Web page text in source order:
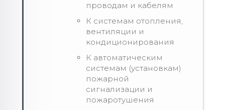
проводам и кабелям
К системам отопления,
вентиляции и
кондиционирования
К автоматическим
системам (установкам)
пожарной
сигнализации и
пожаротушения